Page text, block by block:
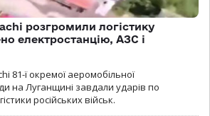
розгромили логістику
електростанцію, АЗС і
81-ї окремої аеромобільної
на Луганщині завдали ударів по
російських військ.